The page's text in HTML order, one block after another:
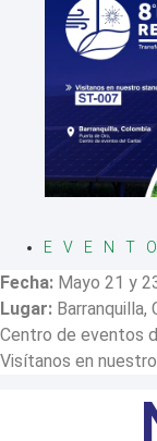
Fecha: Mayo 21 y
Lugar: Barranquilla,
Centro de eventos
Visítanos en